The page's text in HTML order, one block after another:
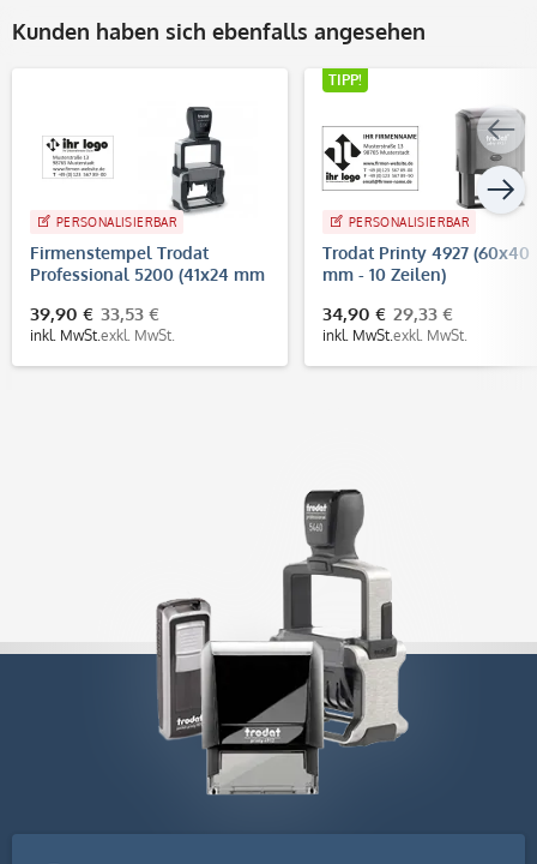
Kunden haben sich ebenfalls angesehen
PERSONALISIERBAR
Firmenstempel Trodat
Professional 5200 (41x24 mm
39,90 €
inkl. MwSt.
33,53 €
exkl. MwSt.
TIPP!
PERSONALISIERBAR
Trodat Printy 4927 (60x40
mm - 10 Zeilen)
34,90 €
inkl. MwSt.
29,33 €
exkl. MwSt.